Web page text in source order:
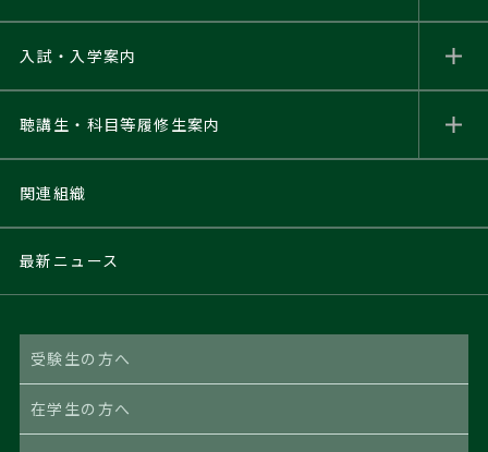
入試・入学案内
聴講生・科目等履修生案内
関連組織
最新ニュース
受験生の方へ
在学生の方へ